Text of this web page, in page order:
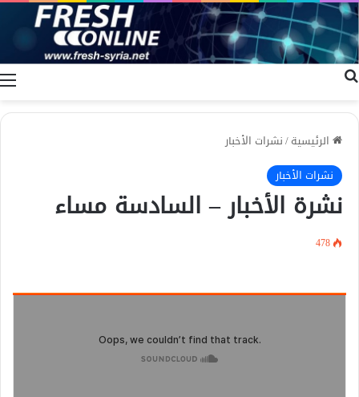
الرئيسية/نشرات الأخبار
نشرات الأخبار
نشرة الأخبار – السادسة مساء
478